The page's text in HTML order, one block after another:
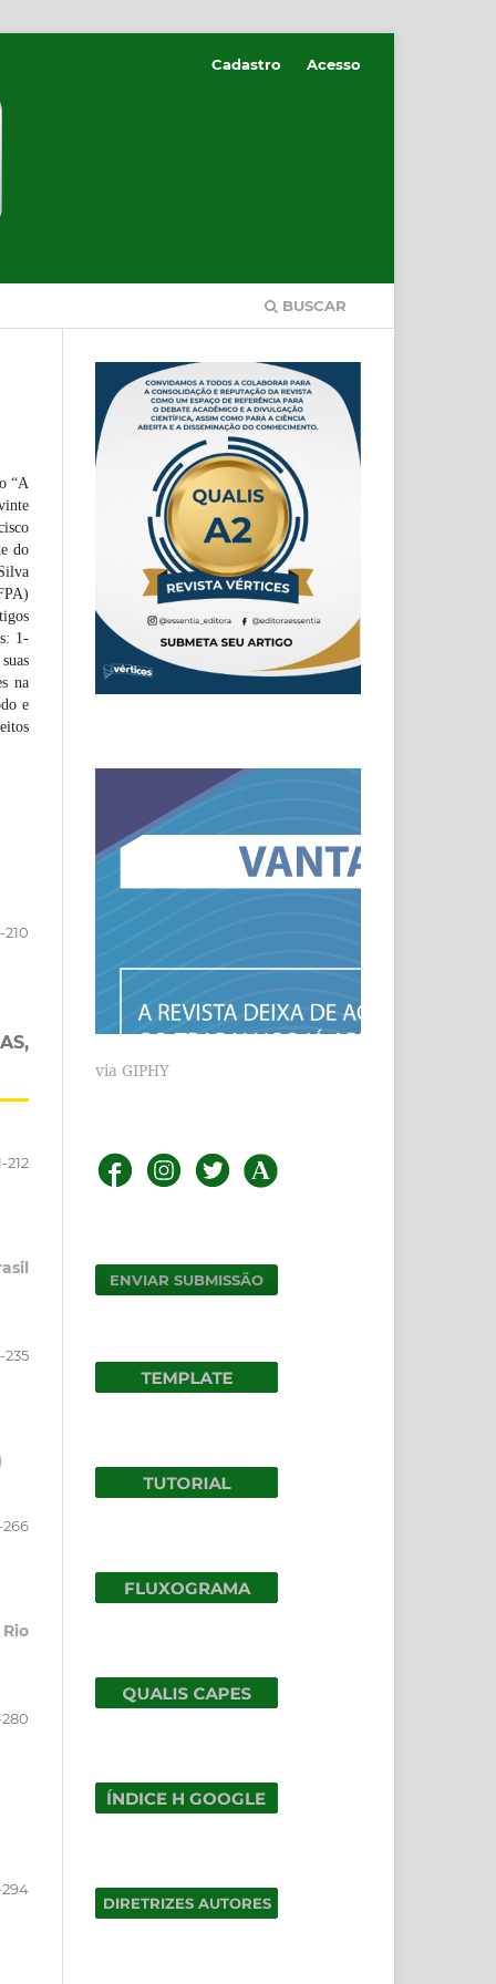
BUSCAR
Cadastro Acesso
“A
do
1-
na
e
212
235
266
294
via GIPHY
ENVIAR SUBMISSÃO